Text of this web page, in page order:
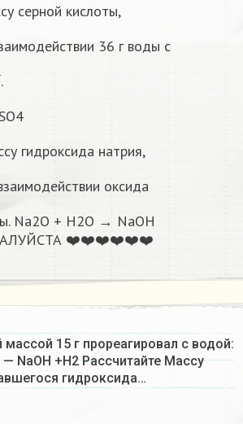
серной кислоты,
36 г воды с
.
гидроксида натрия,
оксида
Na2O + H2O → NaOH
❤️❤️❤️❤️❤️❤️
массой 15 г прореагировал с водой:
NaOH +H2 Рассчитайте Массу
гидроксида…